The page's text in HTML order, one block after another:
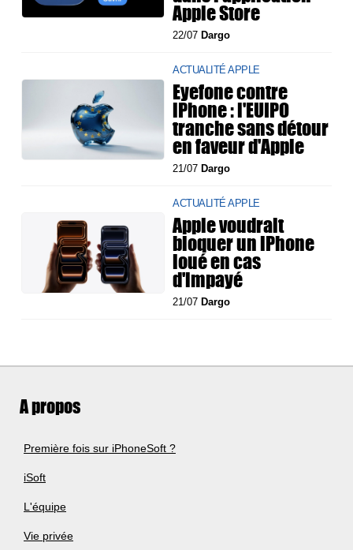
Apple Store
22/07 Dargo
ACTUALITÉ APPLE
Eyefone contre
iPhone : l'EUIPO
tranche sans détour
en faveur d'Apple
21/07 Dargo
ACTUALITÉ APPLE
Apple voudrait
bloquer un iPhone
loué en cas
d'impayé
21/07 Dargo
A propos
Première fois sur iPhoneSoft ?
iSoft
L'équipe
Vie privée